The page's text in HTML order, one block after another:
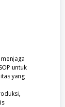
untuk
yang